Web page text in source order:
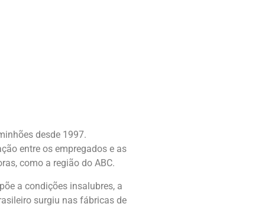
desde 1997.
entre os empregados e as
como a região do ABC.
a condições insalubres, a
surgiu nas fábricas de